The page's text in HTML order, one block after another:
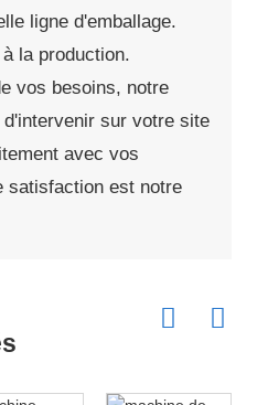
ligne d'emballage.
la production.
vos besoins, notre
sur votre site
avec vos
satisfaction est notre